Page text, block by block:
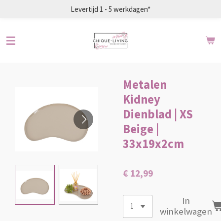
de
Levertijd 1 - 5 werkdagen*
Metalen
Kidney
Dienblad | XS
Beige |
33x19x2cm
€ 12,99
In
winkelwagen